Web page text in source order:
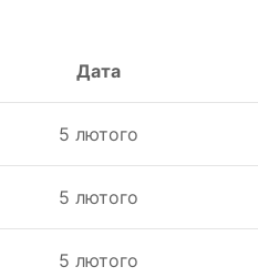
Дата
5 лютого
5 лютого
5 лютого